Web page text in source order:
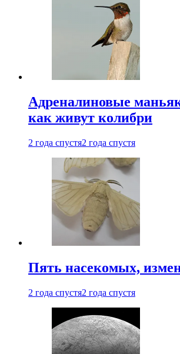
Адреналиновые
как живут колибри
2 года спустя2 года спустя
Пять насекомых,
2 года спустя2 года спустя